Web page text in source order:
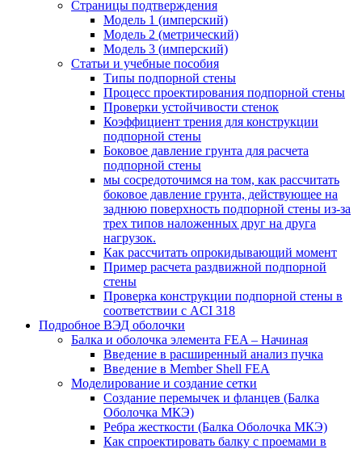
Страницы подтверждения
Модель 1 (имперский)
Модель 2 (метрический)
Модель 3 (имперский)
Статьи и учебные пособия
Типы подпорной стены
Процесс проектирования подпорной стены
Проверки устойчивости стенок
Коэффициент трения для конструкции
подпорной стены
Боковое давление грунта для расчета
подпорной стены
мы сосредоточимся на том, как рассчитать
боковое давление грунта, действующее на
заднюю поверхность подпорной стены из-за
трех типов наложенных друг на друга
нагрузок.
Как рассчитать опрокидывающий момент
Пример расчета раздвижной подпорной
стены
Проверка конструкции подпорной стены в
соответствии с ACI 318
Подробное ВЭД оболочки
Балка и оболочка элемента FEA – Начиная
Введение в расширенный анализ пучка
Введение в Member Shell FEA
Моделирование и создание сетки
Создание перемычек и фланцев (Балка
Оболочка МКЭ)
Ребра жесткости (Балка Оболочка МКЭ)
Как спроектировать балку с проемами в